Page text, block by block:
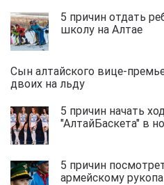
5 причин отдать
школу на Алтае
Сын алтайского вице-
двоих на льду
5 причин начать
"АлтайБаскета" в
5 причин
армейскому